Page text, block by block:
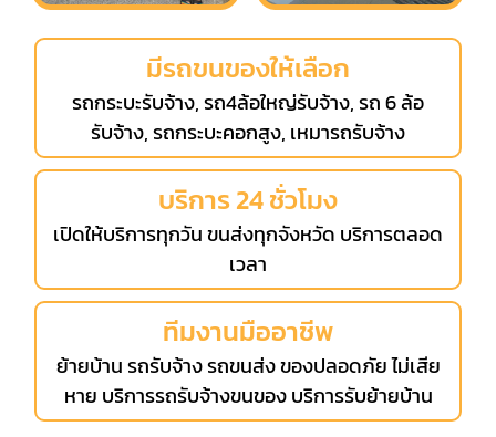
มีรถขนของให้เลือก
รถกระบะรับจ้าง, รถ4ล้อใหญ่รับจ้าง, รถ 6 ล้อ
รับจ้าง, รถกระบะคอกสูง, เหมารถรับจ้าง
บริการ 24 ชั่วโมง
เปิดให้บริการทุกวัน ขนส่งทุกจังหวัด บริการตลอด
เวลา
ทีมงานมืออาชีพ
ย้ายบ้าน รถรับจ้าง รถขนส่ง ของปลอดภัย ไม่เสีย
หาย บริการรถรับจ้างขนของ บริการรับย้ายบ้าน